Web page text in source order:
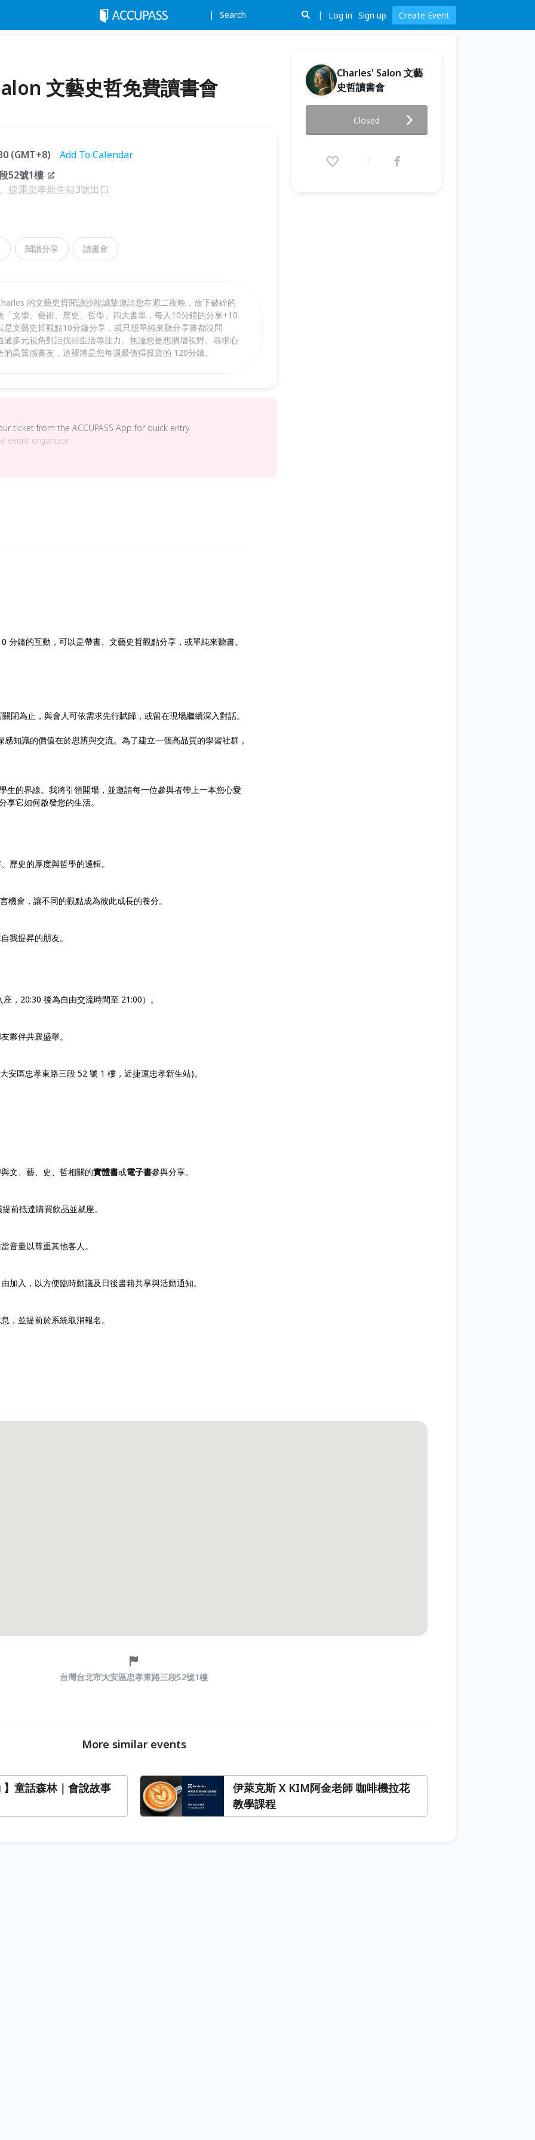
Search Log in Sign up Create Event
文藝史哲免費讀書會
(GMT+8)
Add To Calendar
52號1樓
捷運忠孝新生站3號出口
閱讀分享 讀書會
的文藝史哲閱讀沙龍誠摯邀請您在週二夜晚，放下破碎的
文學、藝術、歷史、哲學」四大書單，每人10分鐘的分享+10
文藝史哲觀點10分鐘分享，或只想單純來聽分享書都沒問
多元視角對話找回生活專注力。無論您是想擴增視野、尋求心
高質感書友，這裡將是您每週最值得投資的 120分鐘。
ticket from the ACCUPASS App for quick entry.
event organizer.
鐘的互動，可以是帶書、文藝史哲觀點分享，或單純來聽書。
閉為止，與會人可依需求先行賦歸，或留在現場繼續深入對話。
知識的價值在於思辨與交流。為了建立一個高品質的學習社群，
生的界線。我將引領開場，並邀請每一位參與者帶上一本您心愛
它如何啟發您的生活。
歷史的厚度與哲學的邏輯。
機會，讓不同的觀點成為彼此成長的養分。
我提昇的朋友。
，20:30 後為自由交流時間至 21:00）。
夥伴共襄盛舉。
安區忠孝東路三段 52 號 1 樓，近捷運忠孝新生站)。
文、藝、史、哲相關的實體書或電子書參與分享。
前抵達購買飲品並就座。
音量以尊重其他客人。
加入，以方便臨時動議及日後書籍共享與活動通知。
，並提前於系統取消報名。
Charles' Salon 文藝
史哲讀書會
哲免費讀書會
2026.06.16 (Tue) 18:30 - 20:30
Closed
台灣台北市大安區忠孝東路三段52號1樓
More similar events
童話森林｜會說故事
伊萊克斯 X KIM阿金老師 咖啡機拉花
教學課程